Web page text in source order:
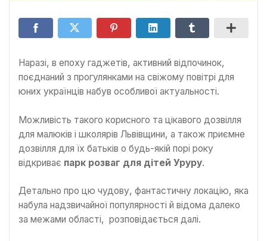
Наразі, в епоху гаджетів, активний відпочинок,
поєднаний з прогулянками на свіжому повітрі для
юних українців набув особливої актуальності.
Можливість такого корисного та цікавого дозвілля
для малюків і школярів Львівщини, а також приємне
дозвілля для їх батьків о будь-якій порі року
відкриває парк розваг для дітей Уруру.
Детально про цю чудову, фантастичну локацію, яка
набула надзвичайної популярності й відома далеко
за межами області, розповідається далі.